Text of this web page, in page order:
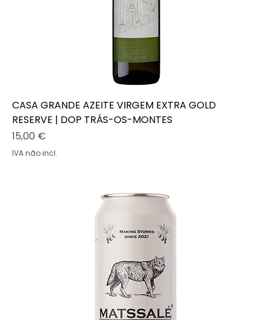
CASA GRANDE AZEITE VIRGEM EXTRA GOLD
RESERVE | DOP TRÁS-OS-MONTES
Preço
15,00 €
IVA não incl.